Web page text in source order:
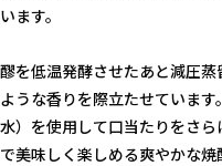
います。
醪を低温発酵させたあと減圧
ような香りを際立たせていま
水）を使用して口当たりをさ
で美味しく楽しめる爽やかな焼